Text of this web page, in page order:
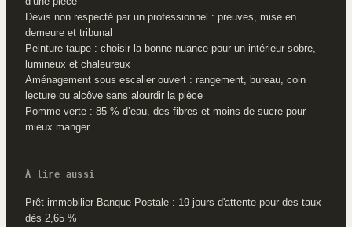
Devis non respecté par un professionnel : preuves, mise en
demeure et tribunal
Peinture taupe : choisir la bonne nuance pour un intérieur sobre,
lumineux et chaleureux
Aménagement sous escalier ouvert : rangement, bureau, coin
lecture ou alcôve sans alourdir la pièce
Pomme verte : 85 % d’eau, des fibres et moins de sucre pour
mieux manger
À lire aussi
Prêt immobilier Banque Postale : 19 jours d'attente pour des taux
dès 2,65 %